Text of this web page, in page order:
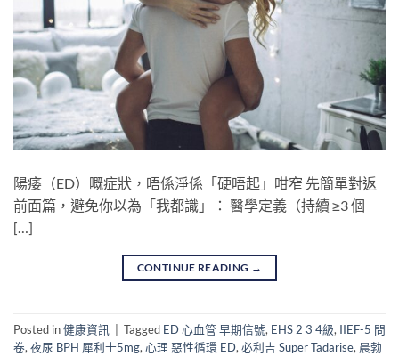
陽痿（ED）嘅症狀，唔係淨係「硬唔起」咁窄 先簡單對返
前面篇，避免你以為「我都識」： 醫學定義（持續 ≥3 個
[…]
CONTINUE READING →
Posted in健康資訊 Tagged ED 心血管 早期信號, EHS 2 3 4級, IIEF-5 問
卷, 夜尿 BPH 犀利士5mg, 心理 惡性循環 ED, 必利吉 Super Tadarise, 晨勃